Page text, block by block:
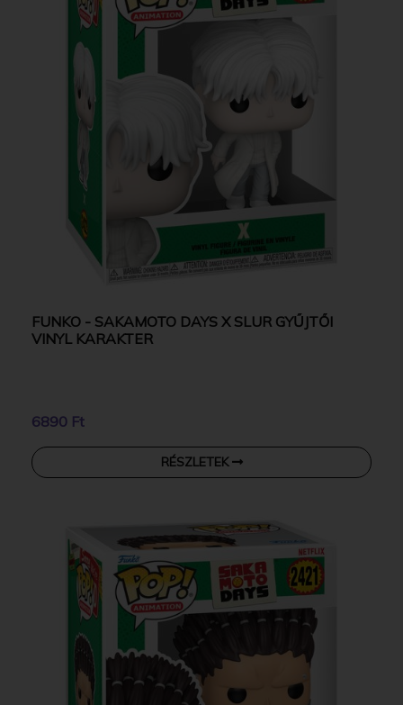
FUNKO - SAKAMOTO DAYS X SLUR GYŰJTŐI
VINYL KARAKTER
6890 Ft
RÉSZLETEK